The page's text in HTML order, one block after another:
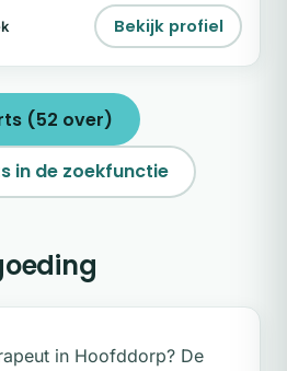
Bekijk profiel
(52 over)
in de zoekfunctie
in Hoofddorp? De